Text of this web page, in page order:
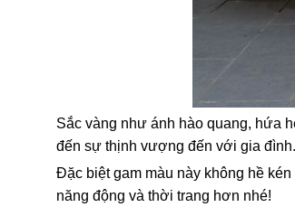
Sắc vàng như ánh hào quang, hứa
đến sự thịnh vượng đến với gia đình.
Đặc biệt gam màu này không hề
năng động và thời trang hơn nhé!